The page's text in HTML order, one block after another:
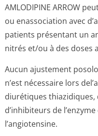
AMLODIPINE ARROW
ou enassociation avec
patients présentant un
nitrés et/ou à des doses
Aucun ajustement
n’est nécessaire lors
diurétiques
d’inhibiteurs de
l’angiotensine.